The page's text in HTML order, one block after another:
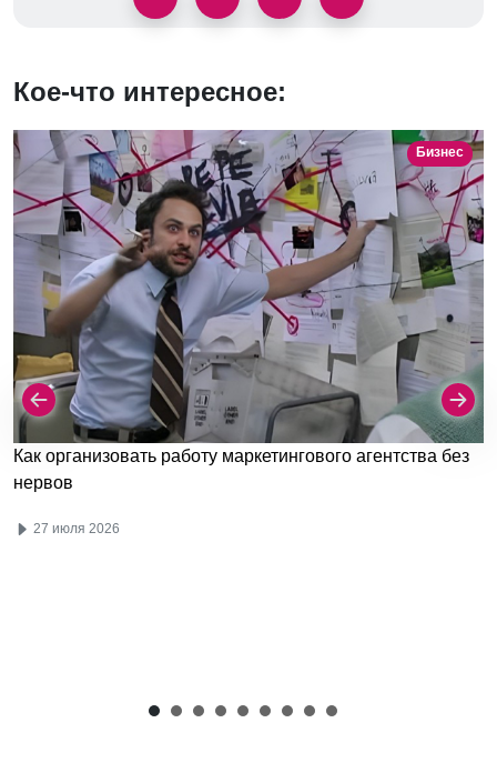
Кое-что интересное:
Бизнес
Как организовать работу маркетингового агентства без
нервов
27 июля 2026